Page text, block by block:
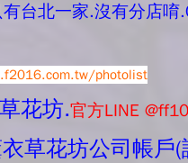
台北一家.沒有分店
photolist
花坊.官方LINE
草花坊公司帳戶